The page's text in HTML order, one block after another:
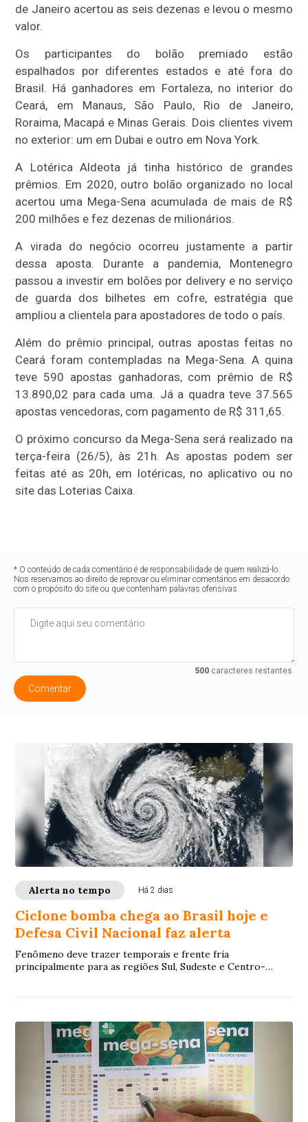
de Janeiro acertou as seis dezenas e levou o mesmo
valor.
Os participantes do bolão premiado estão
espalhados por diferentes estados e até fora do
Brasil. Há ganhadores em Fortaleza, no interior do
Ceará, em Manaus, São Paulo, Rio de Janeiro,
Roraima, Macapá e Minas Gerais. Dois clientes vivem
no exterior: um em Dubai e outro em Nova York.
A Lotérica Aldeota já tinha histórico de grandes
prêmios. Em 2020, outro bolão organizado no local
acertou uma Mega-Sena acumulada de mais de R$
200 milhões e fez dezenas de milionários.
A virada do negócio ocorreu justamente a partir
dessa aposta. Durante a pandemia, Montenegro
passou a investir em bolões por delivery e no serviço
de guarda dos bilhetes em cofre, estratégia que
ampliou a clientela para apostadores de todo o país.
Além do prêmio principal, outras apostas feitas no
Ceará foram contempladas na Mega-Sena. A quina
teve 590 apostas ganhadoras, com prêmio de R$
13.890,02 para cada uma. Já a quadra teve 37.565
apostas vencedoras, com pagamento de R$ 311,65.
O próximo concurso da Mega-Sena será realizado na
terça-feira (26/5), às 21h. As apostas podem ser
feitas até as 20h, em lotéricas, no aplicativo ou no
site das Loterias Caixa.
* O conteúdo de cada comentário é de responsabilidade de quem realizá-lo.
Nos reservamos ao direito de reprovar ou eliminar comentários em desacordo
com o propósito do site ou que contenham palavras ofensivas.
500caracteres restantes.
Comentar
Alerta no tempo Há 2 dias
Ciclone bomba chega ao Brasil hoje e
Defesa Civil Nacional faz alerta
Fenômeno deve trazer temporais e frente fria
principalmente para as regiões Sul, Sudeste e Centro-